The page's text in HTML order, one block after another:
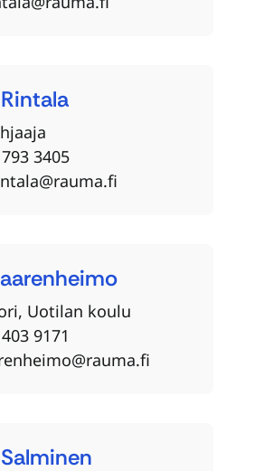
Rintala
3405
Uotilan koulu
9171
Salminen